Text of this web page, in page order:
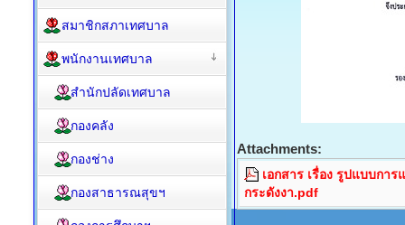
Attachments:
เอกสาร เรื่อง รูปแบบกา
กระดังงา.pdf
สมาชิกสภาเทศบาล
พนักงานเทศบาล
สำนักปลัดเทศบาล
กองคลัง
กองช่าง
กองสาธารณสุขฯ